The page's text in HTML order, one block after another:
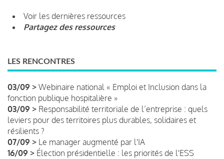
Voir les dernières ressources
Partagez des ressources
LES RENCONTRES
03/09 > Webinaire national « Emploi et Inclusion dans la
fonction publique hospitalière »
03/09 > Responsabilité territoriale de l’entreprise : quels
leviers pour des territoires plus durables, solidaires et
résilients ?
07/09 > Le manager augmenté par l'IA
16/09 > Élection présidentielle : les priorités de l'ESS